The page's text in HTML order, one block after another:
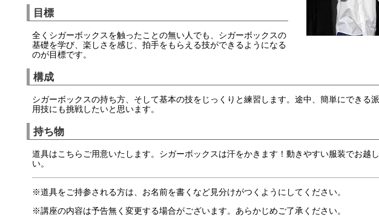
目標
全くシガーボックスを触ったことの無い人でも、シガーボックスの
基礎を学び、楽しさを感じ、拍手をもらえる技ができるようになる
のが目標です。
構成
シガーボックスの持ち方、そして基本の技をじっくりと練習します。途中、簡単にできる
用技にも挑戦したいと思います。
持ち物
道具はこちらご用意いたします。シガーボックスは汗をかきます！動きやすい服装でお越
い。
※道具をご持参される方は、お名前を書くなど見分けがつくようにしてください。
※講座の内容は予告無く変更する場合がございます。あらかじめご了承ください。